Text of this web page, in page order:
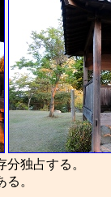
独占する。
。